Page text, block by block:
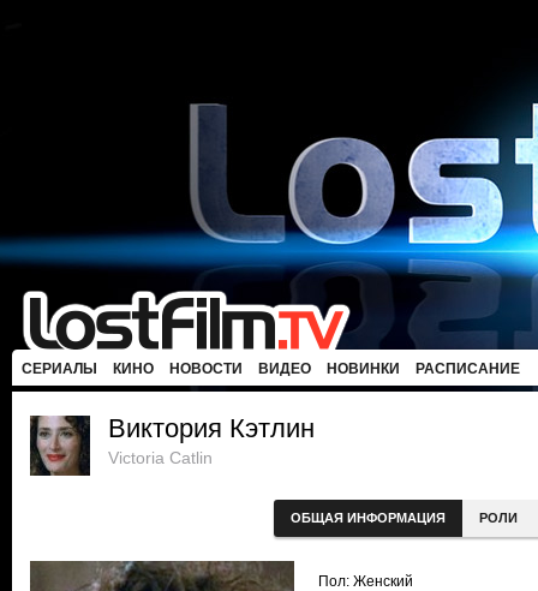
СЕРИАЛЫ КИНО НОВОСТИ ВИДЕО НОВИНКИ РАСПИСАНИЕ
Виктория Кэтлин
Victoria Catlin
ОБЩАЯ ИНФОРМАЦИЯ РОЛИ
Пол: Женский